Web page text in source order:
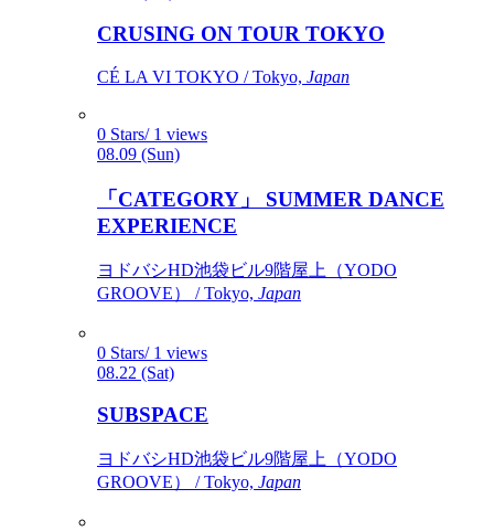
CRUSING ON TOUR TOKYO
CÉ LA VI TOKYO / Tokyo, Japan
0 Stars/ 1 views
08.09 (Sun)
「CATEGORY」 SUMMER DANCE
EXPERIENCE
ヨドバシHD池袋ビル9階屋上（YODO
GROOVE） / Tokyo, Japan
0 Stars/ 1 views
08.22 (Sat)
SUBSPACE
ヨドバシHD池袋ビル9階屋上（YODO
GROOVE） / Tokyo, Japan